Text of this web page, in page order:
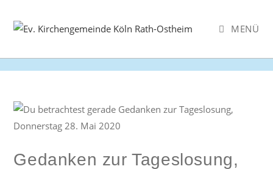
Inhalt
MENÜ
Gedanken zur Tageslosung,